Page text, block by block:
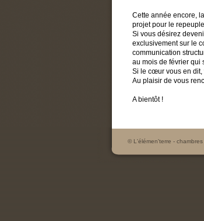
Cette année encore,
projet pour le
Si vous désirez
exclusivement sur le
communication
au mois de février qui
Si le cœur vous en dit,
Au plaisir de vous
A bientôt !
© L'élémen'terre -